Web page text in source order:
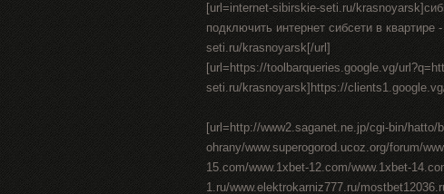
[url=internet-sibirskie-seti.ru/
подключить интернет сибсети в
seti.ru/krasnoyarsk[/url]
[url=https://toolbarqueries.google.vg/
seti.ru/krasnoyarsk]https://
[url=http://www2.saganet.ne.jp/cgi-bin/hatto/
ohrany/www.superogorod.ucoz.org/forum/
15.com/www.1xbet-12.com/www.1xbet-
1.ru/www.elektrokarniz777.ru/